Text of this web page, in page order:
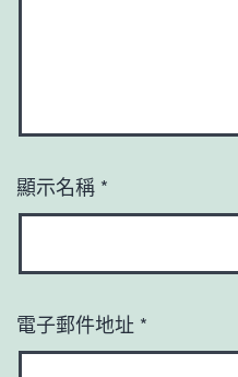
顯示名稱 *
電子郵件地址 *